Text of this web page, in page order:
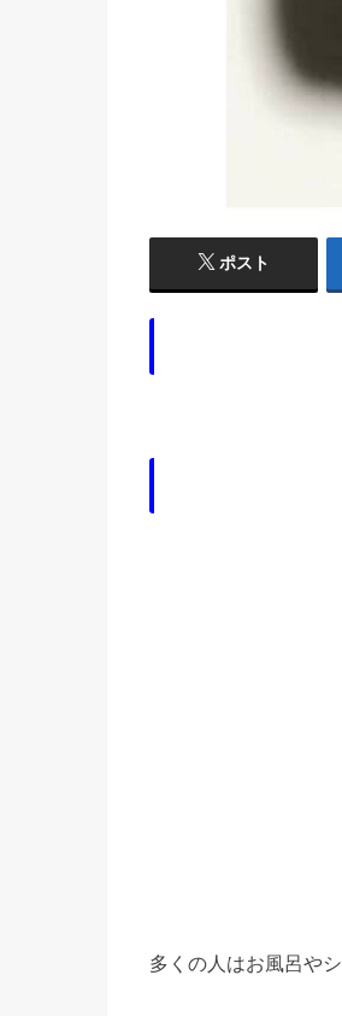
ポスト
多くの人はお風呂や